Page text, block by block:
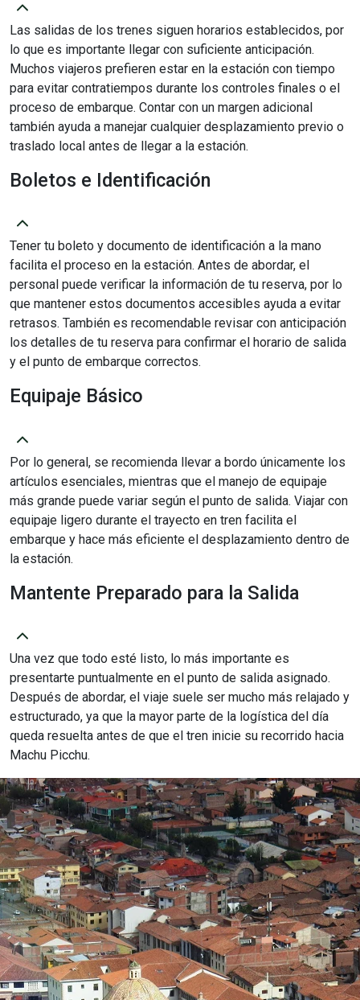
Las salidas de los trenes siguen horarios establecidos, por
lo que es importante llegar con suficiente anticipación.
Muchos viajeros prefieren estar en la estación con tiempo
para evitar contratiempos durante los controles finales o el
proceso de embarque. Contar con un margen adicional
también ayuda a manejar cualquier desplazamiento previo o
traslado local antes de llegar a la estación.
Boletos e Identificación
Tener tu boleto y documento de identificación a la mano
facilita el proceso en la estación. Antes de abordar, el
personal puede verificar la información de tu reserva, por lo
que mantener estos documentos accesibles ayuda a evitar
retrasos. También es recomendable revisar con anticipación
los detalles de tu reserva para confirmar el horario de salida
y el punto de embarque correctos.
Equipaje Básico
Por lo general, se recomienda llevar a bordo únicamente los
artículos esenciales, mientras que el manejo de equipaje
más grande puede variar según el punto de salida. Viajar con
equipaje ligero durante el trayecto en tren facilita el
embarque y hace más eficiente el desplazamiento dentro de
la estación.
Mantente Preparado para la Salida
Una vez que todo esté listo, lo más importante es
presentarte puntualmente en el punto de salida asignado.
Después de abordar, el viaje suele ser mucho más relajado y
estructurado, ya que la mayor parte de la logística del día
queda resuelta antes de que el tren inicie su recorrido hacia
Machu Picchu.